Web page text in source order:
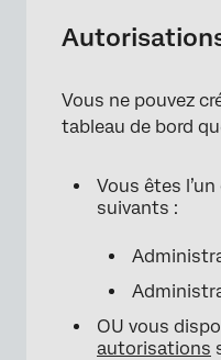
Création de votre
dans un projet
Navigation dans
FAQs
Vous ne pouvez
tableau de bord
Vous êtes l’un
suivants :
OU vous
autorisations